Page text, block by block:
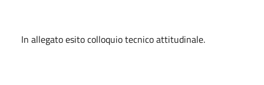
In allegato esito colloquio tecnico attitudinale.